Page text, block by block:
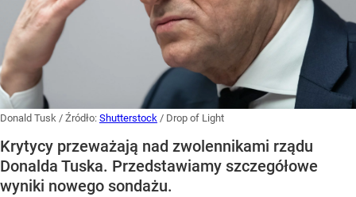
Donald Tusk / Źródło: Shutterstock / Drop of Light
Krytycy przeważają nad zwolennikami rządu
Donalda Tuska. Przedstawiamy szczegółowe
wyniki nowego sondażu.